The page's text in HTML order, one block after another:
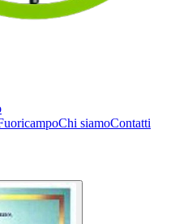
Chi siamoContatti